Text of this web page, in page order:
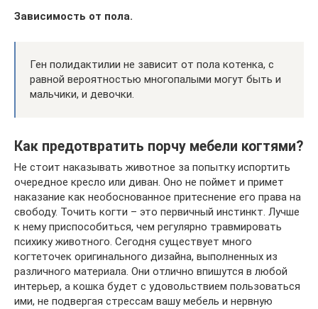
Зависимость от пола.
Ген полидактилии не зависит от пола котенка, с
равной вероятностью многопалыми могут быть и
мальчики, и девочки.
Как предотвратить порчу мебели когтями?
Не стоит наказывать животное за попытку испортить
очередное кресло или диван. Оно не поймет и примет
наказание как необоснованное притеснение его права на
свободу. Точить когти – это первичный инстинкт. Лучше
к нему приспособиться, чем регулярно травмировать
психику животного. Сегодня существует много
когтеточек оригинального дизайна, выполненных из
различного материала. Они отлично впишутся в любой
интерьер, а кошка будет с удовольствием пользоваться
ими, не подвергая стрессам вашу мебель и нервную